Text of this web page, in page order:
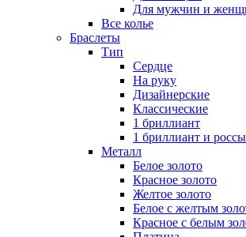
Для мужчин и
Все колье
Браслеты
Тип
Сердце
На руку
Дизайнерские
Классические
1 бриллиант
1 бриллиант и
Металл
Белое золото
Красное золото
Желтое золото
Белое с желтым
Красное с белым